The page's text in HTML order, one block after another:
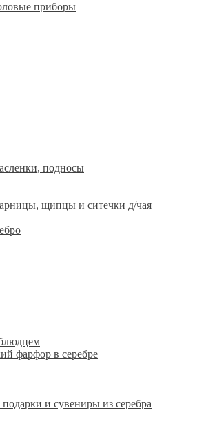
приборы
подносы
щипцы и ситечки д/чая
фарфор в серебре
и сувениры из серебра